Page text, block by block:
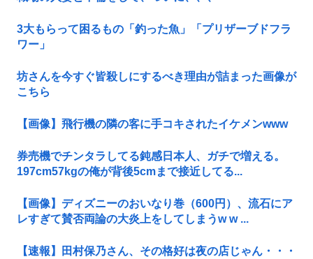
3大もらって困るもの「釣った魚」「プリザーブドフラ
ワー」
坊さんを今すぐ皆殺しにするべき理由が詰まった画像が
こちら
【画像】飛行機の隣の客に手コキされたイケメンwww
券売機でチンタラしてる鈍感日本人、ガチで増える。
197cm57kgの俺が背後5cmまで接近してる...
【画像】ディズニーのおいなり巻（600円）、流石にア
レすぎて賛否両論の大炎上をしてしまうw w ...
【速報】田村保乃さん、その格好は夜の店じゃん・・・